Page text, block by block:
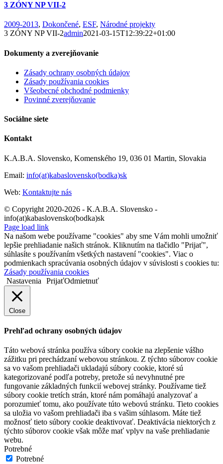
3 ZÓNY NP VII-2
2009-2013, Dokončené, ESF, Národné projekty
3 ZÓNY NP VII-2admin2021-03-15T12:39:22+01:00
Dokumenty a zverejňovanie
Zásady ochrany osobných údajov
Zásady používania cookies
Všeobecné obchodné podmienky
Povinné zverejňovanie
Sociálne siete
Kontakt
K.A.B.A. Slovensko, Komenského 19, 036 01 Martin, Slovakia
Email: info(at)kabaslovensko(bodka)sk
Web: Kontaktujte nás
© Copyright 2020-2026 - K.A.B.A. Slovensko -
info(at)kabaslovensko(bodka)sk
Page load link
Na našom webe používame "cookies" aby sme Vám mohli umožniť
lepšie prehliadanie našich stránok. Kliknutím na tlačidlo "Prijať",
súhlasíte s používaním všetkých nastavení "cookies". Viac o
podmienkach spracúvania osobných údajov v súvislosti s cookies tu:
Zásady používania cookies
Nastavenia
PrijaťOdmietnuť
Close
Prehľad ochrany osobných údajov
Táto webová stránka používa súbory cookie na zlepšenie vášho
zážitku pri prechádzaní webovou stránkou. Z týchto súborov cookie
sa vo vašom prehliadači ukladajú súbory cookie, ktoré sú
kategorizované podľa potreby, pretože sú nevyhnutné pre
fungovanie základných funkcií webovej stránky. Používame tiež
súbory cookie tretích strán, ktoré nám pomáhajú analyzovať a
porozumieť tomu, ako používate túto webovú stránku. Tieto cookies
sa uložia vo vašom prehliadači iba s vašim súhlasom. Máte tiež
možnosť tieto súbory cookie deaktivovať. Deaktivácia niektorých z
týchto súborov cookie však môže mať vplyv na vaše prehliadanie
webu.
Potrebné
Potrebné